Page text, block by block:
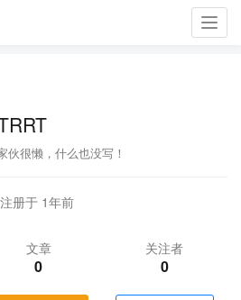
伙很懒，什么也没写！
注册于 1年前
文章
0
关注者
0